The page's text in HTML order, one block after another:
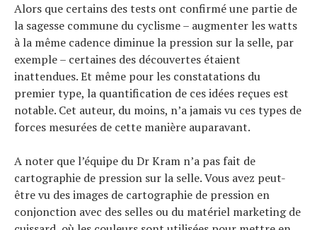
Alors que certains des tests ont confirmé une partie de
la sagesse commune du cyclisme – augmenter les watts
à la même cadence diminue la pression sur la selle, par
exemple – certaines des découvertes étaient
inattendues. Et même pour les constatations du
premier type, la quantification de ces idées reçues est
notable. Cet auteur, du moins, n’a jamais vu ces types de
forces mesurées de cette manière auparavant.
A noter que l’équipe du Dr Kram n’a pas fait de
cartographie de pression sur la selle. Vous avez peut-
être vu des images de cartographie de pression en
conjonction avec des selles ou du matériel marketing de